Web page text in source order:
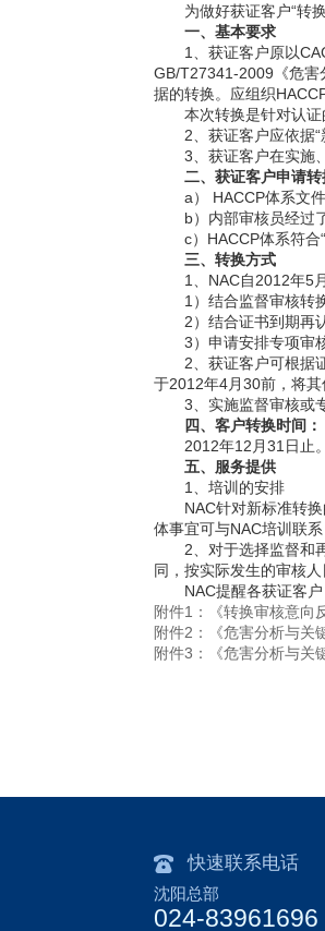
为做好获证客户“转
一、基本要求
1
、获证客户原以
GB/T27341-2009《危害
据的转换。 应组织
本次转换是针对认证
2 、获证客户应依据
3 、获证客户在实施
二、获证客户申请
a） HACCP体系文
b）内部审核员经过
c）HACCP体系符合
三、转换方式
1
、NAC自2012年5
1 ）结合监督审核转
2）结合证书到期再
3）申请安排专项审
2 、获证客户可根
于2012年4月30前，将
3 、实施监督审核
四、客户转换时间：
2012年12月31日 止。
五、服务提供
1
、培训的安排
NAC针对新标准转
体事宜可与NAC培训联
2 、对于选择监督
同，按实际发生的审核人
NAC提醒各获证客
附件1：《转换审核意向
附件2：《危害分析与关
附件3：《危害分析与关
快速联系电话
沈阳总部
024-83961696